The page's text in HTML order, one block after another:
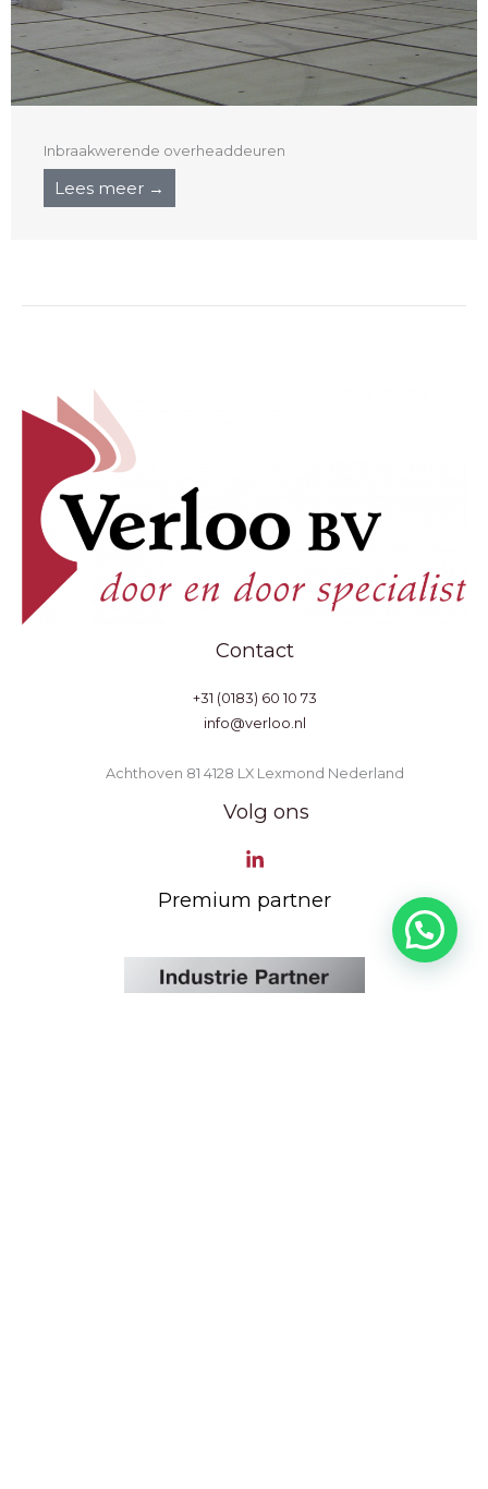
Inbraakwerende overheaddeuren
Lees meer →
Contact
+31 (0183) 60 10 73
info@verloo.nl
Achthoven 81 4128 LX Lexmond Nederland
Volg ons
Premium partner